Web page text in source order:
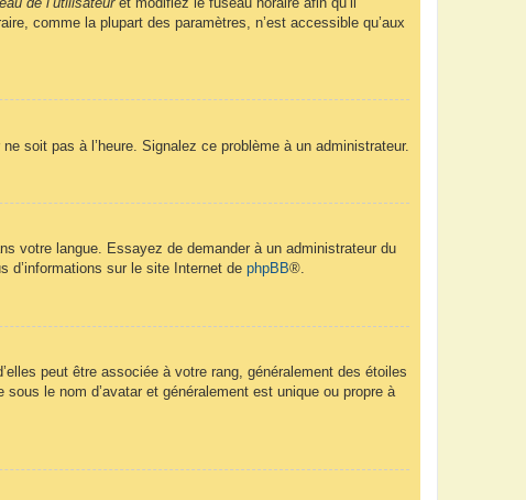
comme la plupart des paramètres, n’est accessible qu’aux
soit pas à l’heure. Signalez ce problème à un administrateur.
votre langue. Essayez de demander à un administrateur du
d’informations sur le site Internet de phpBB®.
peut être associée à votre rang, généralement des étoiles
le nom d’avatar et généralement est unique ou propre à